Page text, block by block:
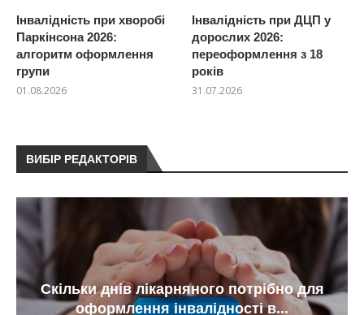
Інвалідність при хворобі
Паркінсона 2026:
алгоритм оформлення
групи
01.08.2026
Інвалідність при ДЦП у
дорослих 2026:
переоформлення з 18
років
31.07.2026
ВИБІР РЕДАКТОРІВ
Скільки днів лікарняного потрібно для
оформлення інвалідності в...